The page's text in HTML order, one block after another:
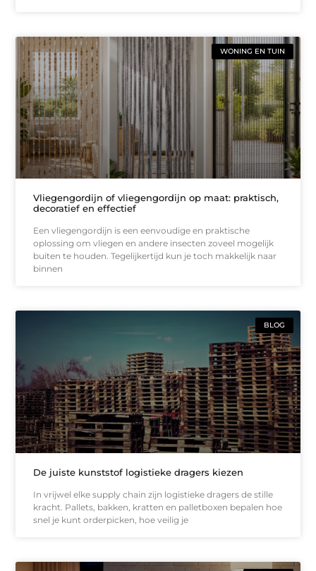
WONING EN TUIN
Vliegengordijn of vliegengordijn op maat: praktisch,
decoratief en effectief
Een vliegengordijn is een eenvoudige en praktische
oplossing om vliegen en andere insecten zoveel mogelijk
buiten te houden. Tegelijkertijd kun je toch makkelijk naar
binnen
BLOG
De juiste kunststof logistieke dragers kiezen
In vrijwel elke supply chain zijn logistieke dragers de stille
kracht. Pallets, bakken, kratten en palletboxen bepalen hoe
snel je kunt orderpicken, hoe veilig je